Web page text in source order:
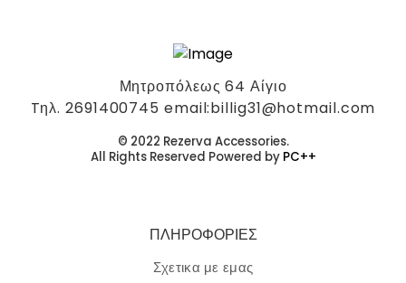
Μητροπόλεως 64 Αίγιο
Tηλ. 2691400745 email:billig31@hotmail.com
© 2022 Rezerva Accessories.
All Rights Reserved Powered by PC++
ΠΛΗΡΟΦΟΡΙΕΣ
Σχετικα με εμας